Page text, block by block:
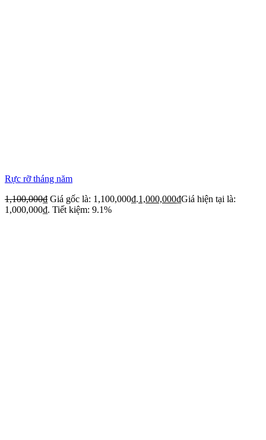
Rực rỡ tháng năm
1,100,000₫ Giá gốc là: 1,100,000₫.1,000,000₫Giá hiện tại là:
1,000,000₫. Tiết kiệm: 9.1%